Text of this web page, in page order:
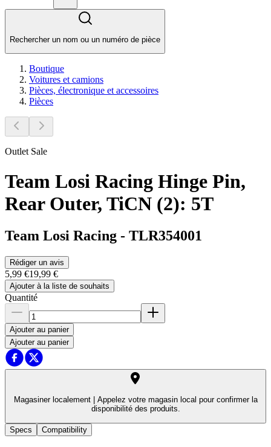
Rechercher un nom ou un numéro de pièce
Boutique
Voitures et camions
Pièces, électronique et accessoires
Pièces
Outlet Sale
Team Losi Racing Hinge Pin,
Rear Outer, TiCN (2): 5T
Team Losi Racing - TLR354001
Rédiger un avis
5,99 €19,99 €
Ajouter à la liste de souhaits
Quantité
Ajouter au panier
Ajouter au panier
Magasiner localement |
Appelez votre magasin local pour confirmer la
disponibilité des produits.
Specs Compatibility